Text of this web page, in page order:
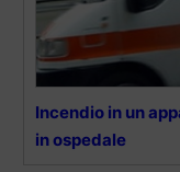
Incendio in un
in ospedale